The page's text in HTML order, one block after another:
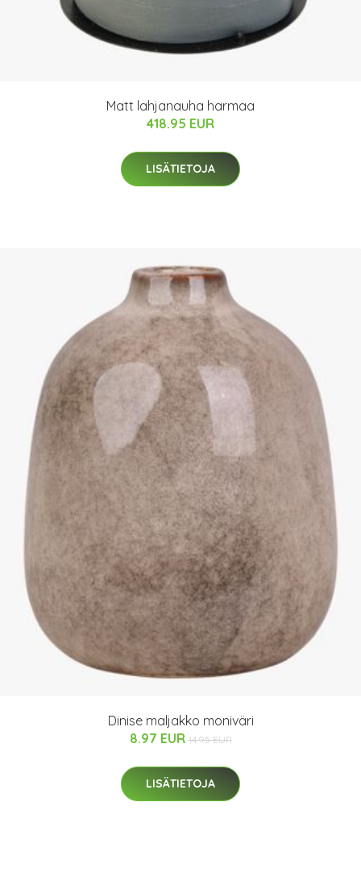
Matt lahjanauha harmaa
418.95 EUR
LISÄTIETOJA
Dinise maljakko moniväri
8.97 EUR 14.95 EUR
LISÄTIETOJA